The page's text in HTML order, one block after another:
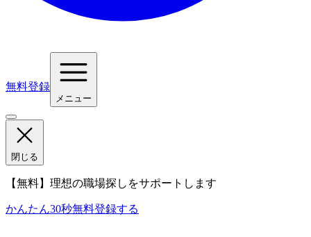
無料登録
メニュー
閉じる
【無料】理想の職場探しをサポートします
かんたん30秒無料登録する